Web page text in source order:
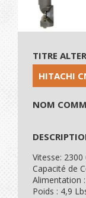
TITRE
HITACHI
NOM
Vitesse:
Capacité de
Alimentation
Poids : 4,9